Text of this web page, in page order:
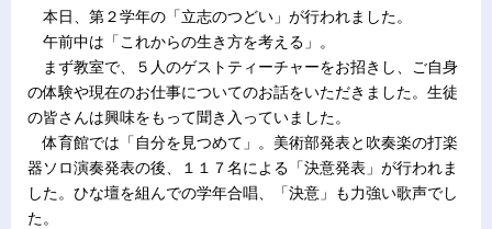
本日、第２学年の「立志のつどい」が行われました。
午前中は「これからの生き方を考える」。
まず教室で、５人のゲストティーチャーをお招きし、ご自身
の体験や現在のお仕事についてのお話をいただきました。生徒
の皆さんは興味をもって聞き入っていました。
体育館では「自分を見つめて」。美術部発表と吹奏楽の打楽
器ソロ演奏発表の後、１１７名による「決意発表」が行われま
した。ひな壇を組んでの学年合唱、「決意」も力強い歌声でし
た。